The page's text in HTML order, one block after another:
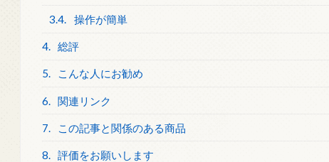
3.4. 操作が簡単
4. 総評
5. こんな人にお勧め
6. 関連リンク
7. この記事と関係のある商品
8. 評価をお願いします